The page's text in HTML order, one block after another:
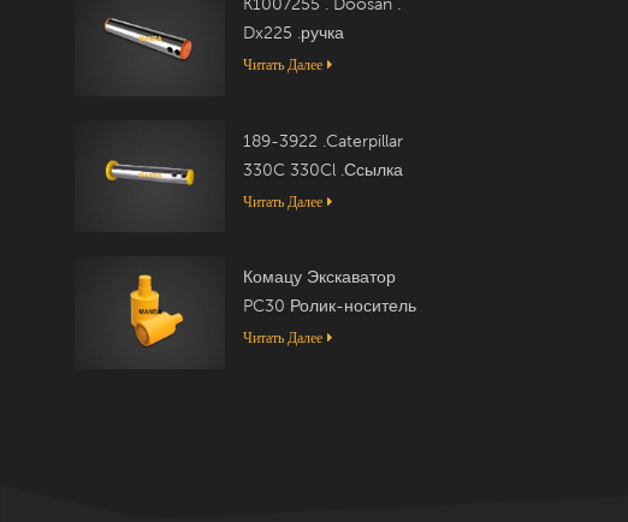
Dx225 .ручка
Читать Далее
189-3922 .Caterpillar
330C 330Cl .Ссылка
Читать Далее
Комацу Экскаватор
PC30 Ролик-носитель
20T-30-00050
Читать Далее